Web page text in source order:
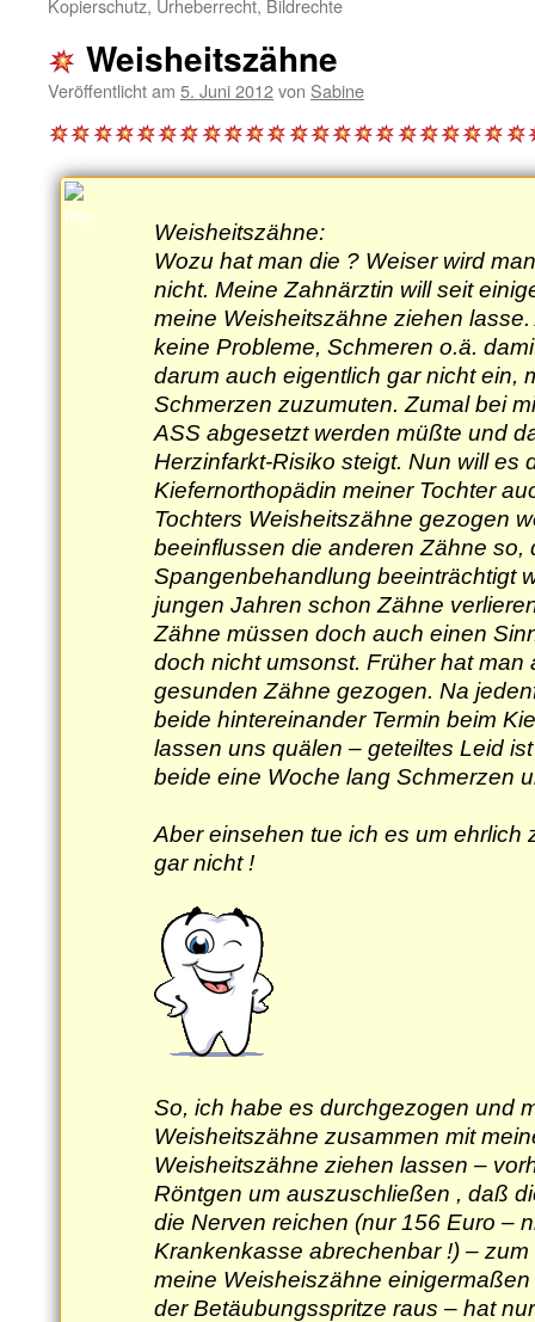
Kopierschutz, Urheberrecht, Bildrechte
Weisheitszähne
Veröffentlicht am 5. Juni 2012von Sabine
Weisheitszähne:
Wozu hat man die ? Weiser wird
nicht. Meine Zahnärztin will seit
meine Weisheitszähne ziehen
keine Probleme, Schmeren o.ä.
darum auch eigentlich gar nicht ein,
Schmerzen zuzumuten. Zumal bei
ASS abgesetzt werden müßte und
Herzinfarkt-Risiko steigt. Nun will es
Kiefernorthopädin meiner Tochter
Tochters Weisheitszähne gezogen
beeinflussen die anderen Zähne so,
Spangenbehandlung beeinträchtigt
jungen Jahren schon Zähne
Zähne müssen doch auch einen
doch nicht umsonst. Früher hat man
gesunden Zähne gezogen. Na
beide hintereinander Termin beim
lassen uns quälen – geteiltes Leid
beide eine Woche lang Schmerzen
Aber einsehen tue ich es um ehrlich
gar nicht !
So, ich habe es durchgezogen und
Weisheitszähne zusammen mit
Weisheitszähne ziehen lassen –
Röntgen um auszuschließen , daß
die Nerven reichen (nur 156 Euro –
Krankenkasse abrechenbar !) –
meine Weisheiszähne
der Betäubungsspritze raus – hat